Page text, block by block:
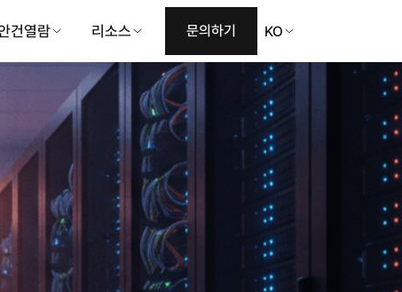
건열람 리소스 문의하기 KO